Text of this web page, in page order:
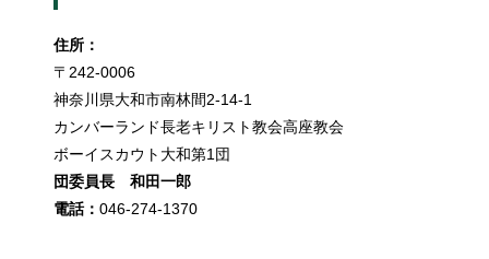
住所：
〒242-0006
神奈川県大和市南林間2-14-1
カンバーランド長老キリスト教会高座教会
ボーイスカウト大和第1団
団委員長 和田一郎
電話： 046-274-1370